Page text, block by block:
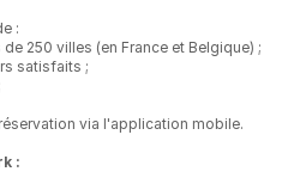
:
250 villes (en France et Belgique) ;
satisfaits ;
via l'application mobile.
: